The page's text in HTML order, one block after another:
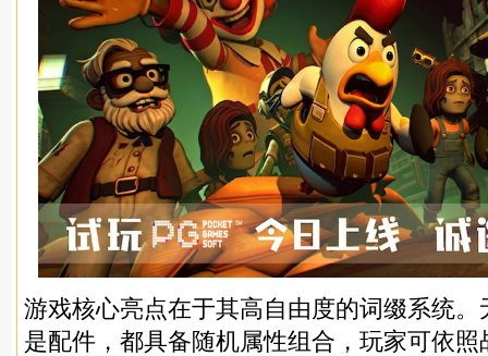
游戏核心亮点在于其高自由度的词缀系统
是配件，都具备随机属性组合，玩家可依